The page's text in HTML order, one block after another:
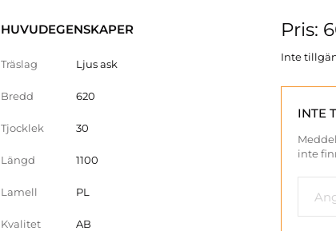
HUVUDEGENSKAPER
Träslag Ljus ask
Bredd 620
Tjocklek 30
Längd 1100
Lamell PL
Kvalitet AB
Pris:
Inte
INTE
inte